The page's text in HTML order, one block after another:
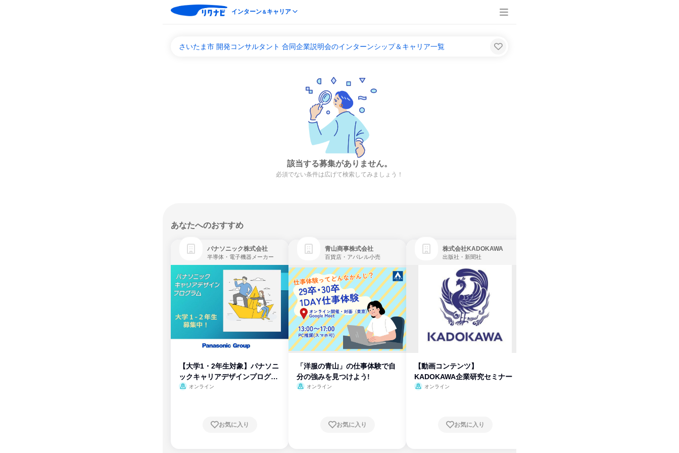
インターン＆キャリア
さいたま市 開発コンサルタント 合同企業説明会のインターンシップ＆キャリア一覧
該当する募集がありません。
必須でない条件は広げて検索してみましょう！
あなたへのおすすめ
パナソニック株式会社
半導体・電子機器メーカー
【大学1・2年生対象】パナソニ
ックキャリアデザインプログラ
ム
オンライン
お気に入り
青山商事株式会社
百貨店・アパレル小売
「洋服の青山」の仕事体験で自
分の強みを見つけよう!
オンライン
お気に入り
株式会社KADOKAWA
出版社・新聞社
【動画コンテンツ】
KADOKAWA企業研究セミナー
オンライン
お気に入り